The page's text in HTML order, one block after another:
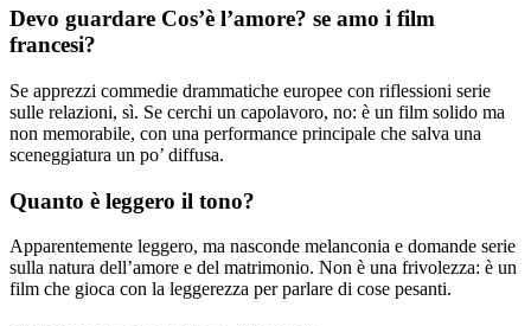
Devo guardare Cos’è l’amore? se amo i film
francesi?
Se apprezzi commedie drammatiche europee con riflessioni serie
sulle relazioni, sì. Se cerchi un capolavoro, no: è un film solido ma
non memorabile, con una performance principale che salva una
sceneggiatura un po’ diffusa.
Quanto è leggero il tono?
Apparentemente leggero, ma nasconde melanconia e domande serie
sulla natura dell’amore e del matrimonio. Non è una frivolezza: è un
film che gioca con la leggerezza per parlare di cose pesanti.